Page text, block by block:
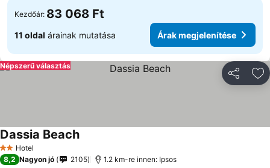
Kezdőár: 83 068 Ft
11 oldal árainak mutatása Árak megjelenítése
Népszerű választás
2 Kategória
Hotel
Dassia BeachÁrak megjelenítése
8,2 Nagyon jó 2105 1.2 km-re innen: Ipsos